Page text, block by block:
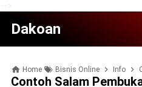
Dakoan
Home Bisnis Online Info
Contoh Salam